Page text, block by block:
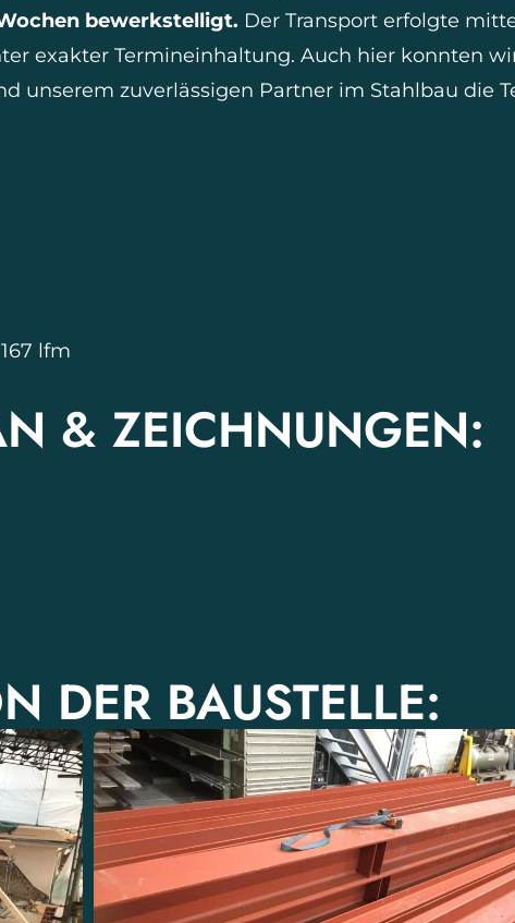
bewerkstelligt. Der Transport erfolgte
exakter Termineinhaltung. Auch hier konnten
unserem zuverlässigen Partner im Stahlbau die
lfm
& ZEICHNUNGEN:
DER BAUSTELLE: